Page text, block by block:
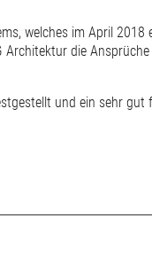
welches im April 2018
die
und ein sehr gut